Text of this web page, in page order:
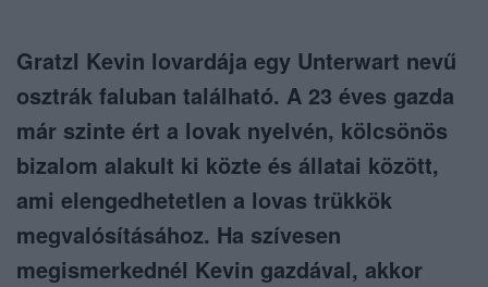
Gratzl Kevin lovardája egy Unterwart nevű
osztrák faluban található. A 23 éves gazda
már szinte ért a lovak nyelvén, kölcsönös
bizalom alakult ki közte és állatai között,
ami elengedhetetlen a lovas trükkök
megvalósításához. Ha szívesen
megismerkednél Kevin gazdával, akkor